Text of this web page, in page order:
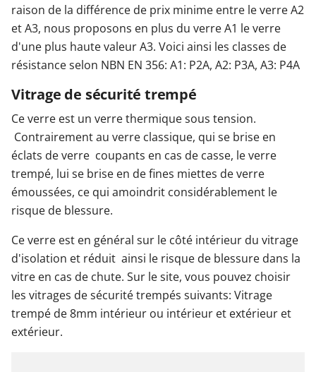
raison de la différence de prix minime entre le verre A2
et A3, nous proposons en plus du verre A1 le verre
d'une plus haute valeur A3. Voici ainsi les classes de
résistance selon NBN EN 356: A1: P2A, A2: P3A, A3: P4A
Vitrage de sécurité trempé
Ce verre est un verre thermique sous tension.
Contrairement au verre classique, qui se brise en
éclats de verre coupants en cas de casse, le verre
trempé, lui se brise en de fines miettes de verre
émoussées, ce qui amoindrit considérablement le
risque de blessure.
Ce verre est en général sur le côté intérieur du vitrage
d'isolation et réduit ainsi le risque de blessure dans la
vitre en cas de chute. Sur le site, vous pouvez choisir
les vitrages de sécurité trempés suivants: Vitrage
trempé de 8mm intérieur ou intérieur et extérieur et
extérieur.